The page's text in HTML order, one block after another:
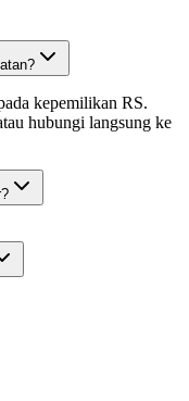
kepemilikan RS.
hubungi langsung ke